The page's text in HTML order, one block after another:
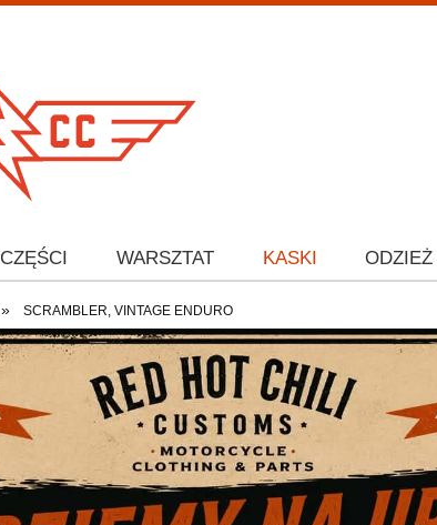
CZĘŚCI WARSZTAT KASKI ODZIEŻ
» SCRAMBLER, VINTAGE ENDURO